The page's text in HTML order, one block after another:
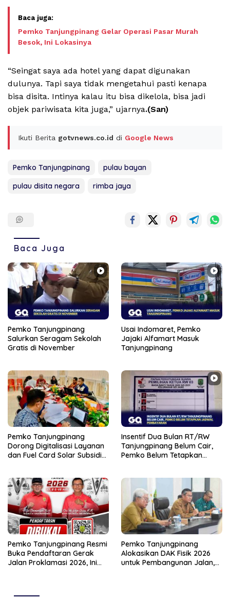
Pemko Tanjungpinang Gelar Operasi Pasar Murah
Besok, Ini Lokasinya
“Seingat saya ada hotel yang dapat digunakan
dulunya. Tapi saya tidak mengetahui pasti kenapa
bisa disita. Intinya kalau itu bisa dikelola, bisa jadi
objek pariwisata kita juga,” ujarnya.(San)
Ikuti Berita gotvnews.co.id di Google News
Pemko Tanjungpinang
pulau bayan
pulau disita negara
rimba jaya
Baca Juga
Pemko Tanjungpinang
Salurkan Seragam Sekolah
Gratis di November
Usai Indomaret, Pemko
Jajaki Alfamart Masuk
Tanjungpinang
Pemko Tanjungpinang
Dorong Digitalisasi Layanan
dan Fuel Card Solar Subsidi
Insentif Dua Bulan RT/RW
Tanjungpinang Belum Cair,
Pemko Belum Tetapkan
Pemko Tanjungpinang Resmi
Buka Pendaftaran Gerak
Jalan Proklamasi 2026, Ini
Pemko Tanjungpinang
Alokasikan DAK Fisik 2026
untuk Pembangunan Jalan,